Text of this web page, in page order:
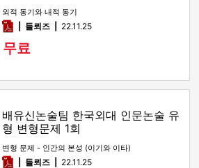
외적 동기와 내적 동기
pdf들뢰즈 22.11.25
무료
배유신논술팀 한국외대 인문논술 유
형 변형문제 1회
변형 문제 - 인간의 본성 (이기와 이타)
pdf들뢰즈 22.11.25